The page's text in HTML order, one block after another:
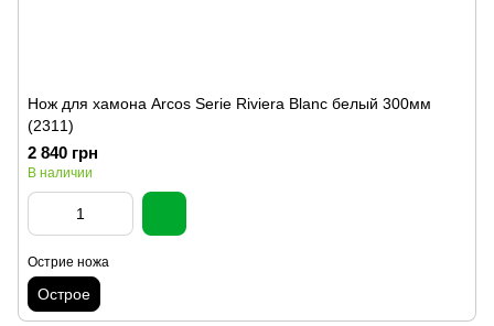
Нож для хамона Arcos Serie Riviera Blanc белый 300мм
(2311)
2 840 грн
В наличии
Острие ножа
Острое